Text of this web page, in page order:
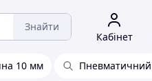
Знайти
Кабінет
10 мм Пневматичний